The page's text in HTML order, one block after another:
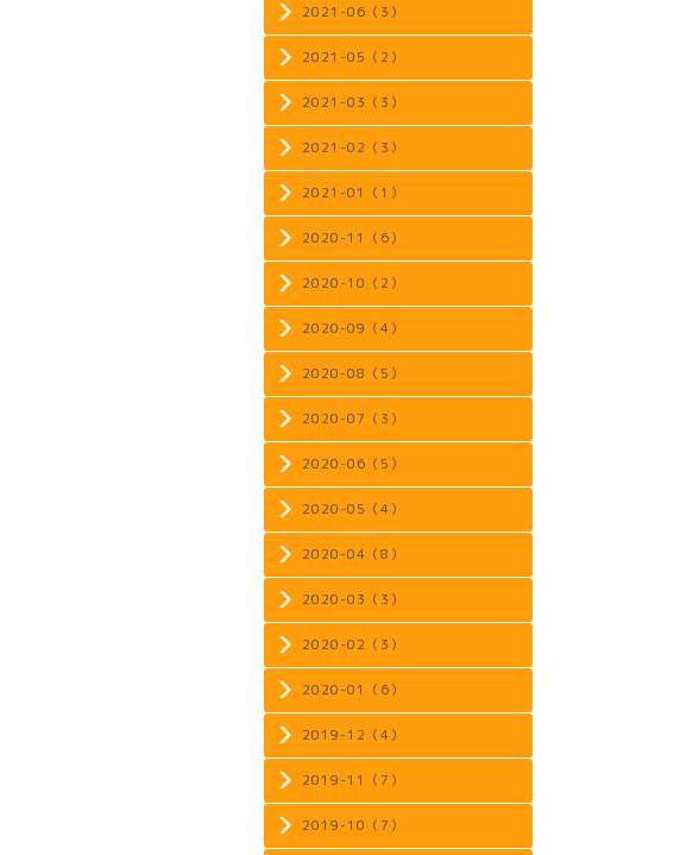
2021-06（3）
2021-05（2）
2021-03（3）
2021-02（3）
2021-01（1）
2020-11（6）
2020-10（2）
2020-09（4）
2020-08（5）
2020-07（3）
2020-06（5）
2020-05（4）
2020-04（8）
2020-03（3）
2020-02（3）
2020-01（6）
2019-12（4）
2019-11（7）
2019-10（7）